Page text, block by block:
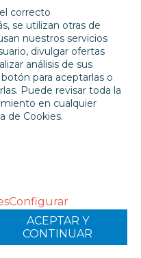
pescar,
tu
en tiempo
dinámico que
la interacción.
Crossing y
mismo!
mundo de
LEGO Tienda
Manitas. Este
correcto
se utilizan otras de
nuestros servicios
divulgar ofertas
análisis de sus
para aceptarlas o
Puede revisar toda la
en cualquier
de Cookies.
Configurar
ACEPTAR Y
CONTINUAR